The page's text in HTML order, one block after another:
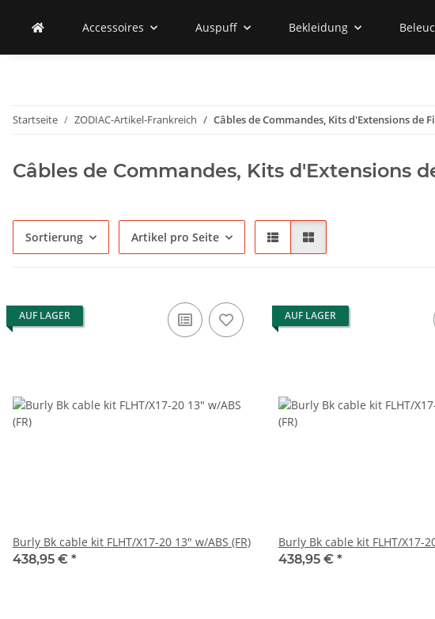
Accessoires Auspuff Bekleidung
Startseite ZODIAC-Artikel-Frankreich Câbles de Commandes, Kits d'Extensions de
Câbles de Commandes, Kits d'Extensions
Sortierung Artikel pro Seite
AUF LAGER
Burly Bk cable kit FLHT/X17-20 13" w/ABS (FR)
438,95 € *
AUF LAGER
Burly Bk cable kit FLHT/X17-
438,95 € *